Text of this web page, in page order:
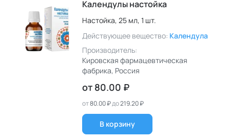
Календулы настойка
Настойка, 25 мл, 1 шт.
Действующее вещество: Календула
Производитель:
Кировская фармацевтическая
фабрика, Россия
от 80.00 ₽
от80.00 ₽до219.20 ₽
В корзину